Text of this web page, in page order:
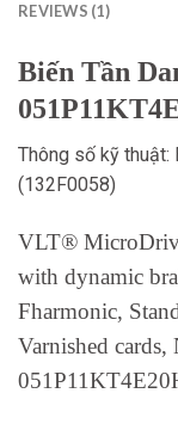
REVIEWS (1)
Biến Tần
Thông số kỹ thuật:
(132F0058)
VLT®
with dynamic
Fharmonic,
Varnished